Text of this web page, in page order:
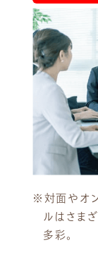
※対面やオン
ルはさま
多彩。